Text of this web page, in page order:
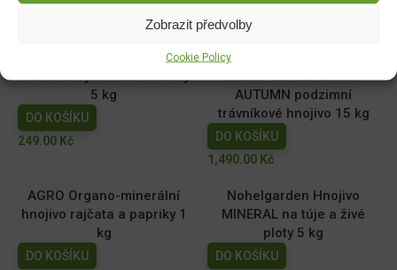
Zobrazit předvolby
Cookie Policy
85.00 Kč.
49.00 Kč.
AGRO Hnojivo na brambory
5 kg
DO KOŠÍKU
249.00 Kč
AGRO Garden Boom
AUTUMN podzimní
trávníkové hnojivo 15 kg
DO KOŠÍKU
1,490.00 Kč
AGRO Organo-minerální
hnojivo rajčata a papriky 1
kg
DO KOŠÍKU
Nohelgarden Hnojivo
MINERAL na túje a živé
ploty 5 kg
DO KOŠÍKU